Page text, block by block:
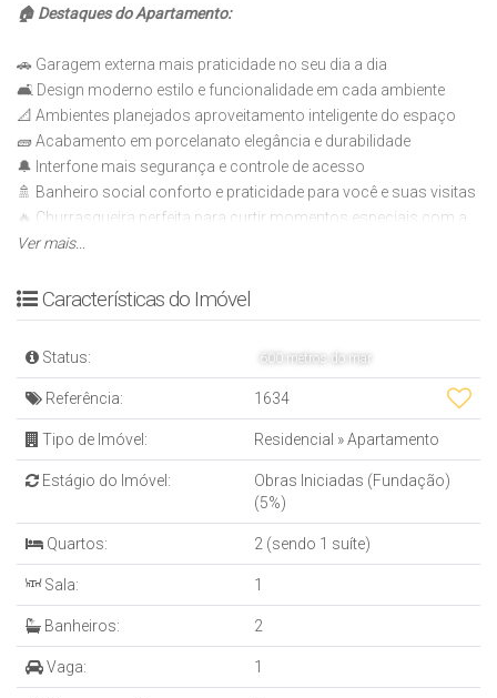
🏠 Destaques do Apartamento:
🚗 Garagem externa mais praticidade no seu dia a dia
🛋️ Design moderno estilo e funcionalidade em cada ambiente
📐 Ambientes planejados aproveitamento inteligente do espaço
🧱 Acabamento em porcelanato elegância e durabilidade
🔔 Interfone mais segurança e controle de acesso
🚿 Banheiro social conforto e praticidade para você e suas visitas
🔥 Churrasqueira perfeita para curtir momentos especiais com a
família e amigos
Ver mais...
Características do Imóvel
Status: 600 metros do mar
Referência: 1634
Tipo de Imóvel: Residencial »Apartamento
Estágio do Imóvel:
Obras Iniciadas (Fundação)
(5%)
Quartos: 2 (sendo 1 suíte)
Sala: 1
Banheiros: 2
Vaga: 1